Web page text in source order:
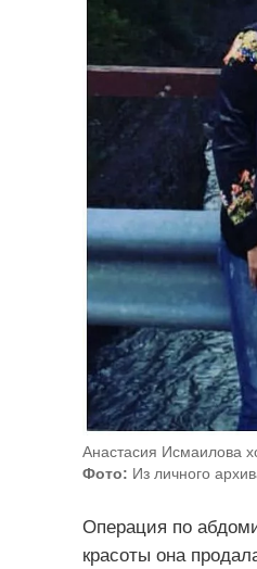
Анастасия Исмаилова
Фото: Из личного
Операция по
красоты она